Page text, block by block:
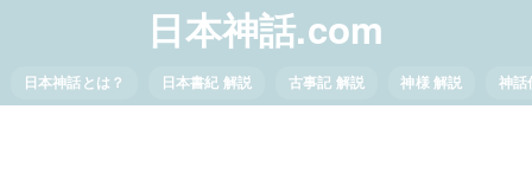
日本神話.com
日本神話とは？ 日本書紀 解説 古事記 解説 神様 解説 神話